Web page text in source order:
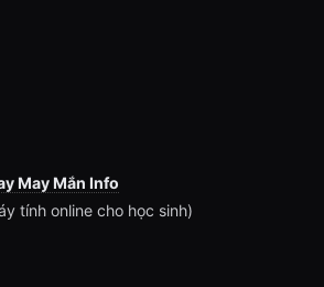
May Mắn Info
tính online cho học sinh)